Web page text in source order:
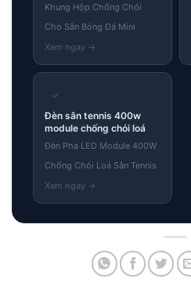
Khung Hộp Chống Chói
Cho Sân Bóng Đá Mini
✓
Đèn sân tennis 400w
module chống chói loá
Đèn Pha LED Module 400W
Chống Chói Loá Sân Tennis